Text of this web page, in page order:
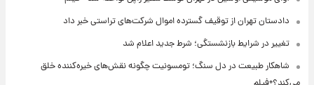
دادستان تهران از توقیف گسترده اموال شرکت‌های تراستی خبر داد
تغییر در شرایط بازنشستگی؛ شرط جدید اعلام شد
شاهکار طبیعت در دل سنگ؛ تومسونیت چگونه نقش‌های خیره‌کننده خلق